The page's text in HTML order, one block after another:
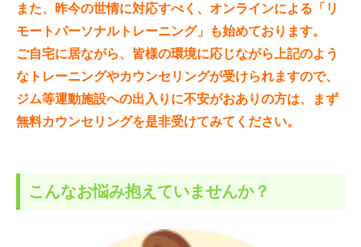
また、昨今の世情に対応すべく、オンラインによる「リ
モートパーソナルトレーニング」も始めております。
ご自宅に居ながら、皆様の環境に応じながら上記のよう
なトレーニングやカウンセリングが受けられますので、
ジム等運動施設への出入りに不安がおありの方は、まず
無料カウンセリングを是非受けてみてください。
こんなお悩み抱えていませんか？